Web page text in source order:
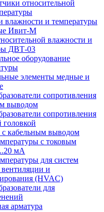
относительной
влажности и температуры
Ивит-М
влажности и
ДВТ-03
оборудование
элементы медные и
сопротивления
выводом
сопротивления
головкой
кабельным выводом
с токовым
мА
для систем
и
(HVAC)
для
арматура